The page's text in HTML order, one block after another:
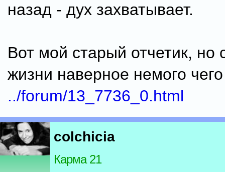
назад - дух захватывает.
Вот мой старый отчетик, но
жизни наверное немого
../forum/13_7736_0.html
colchicia
Карма 21